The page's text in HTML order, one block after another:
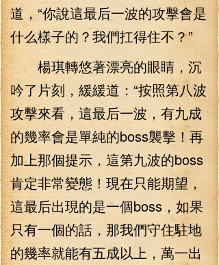
道，“你說這最后一波的攻擊會是
什么樣子的？我們扛得住不？”
楊琪轉悠著漂亮的眼睛，沉
吟了片刻，緩緩道：“按照第八波
攻擊來看，這最后一波，有九成
的幾率會是單純的boss襲擊！再
加上那個提示，這第九波的boss
肯定非常變態！現在只能期望，
這最后出現的是一個boss，如果
只有一個的話，那我們守住駐地
的幾率就能有五成以上，萬一出